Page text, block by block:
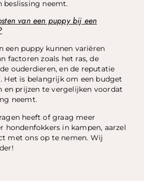
beslissing neemt.
van een puppy bij een
een puppy kunnen variëren
factoren zoals het ras, de
ouderdieren, en de reputatie
Het is belangrijk om een budget
en prijzen te vergelijken voordat
neemt.
heeft of graag meer
hondenfokkers in kampen, aarzel
met ons op te nemen. Wij